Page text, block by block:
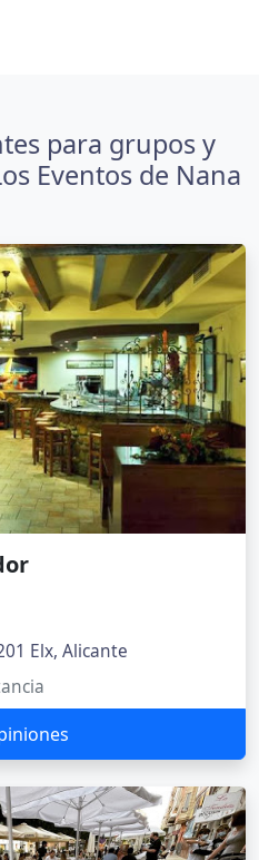
para grupos y
Eventos de Nana
Elx, Alicante